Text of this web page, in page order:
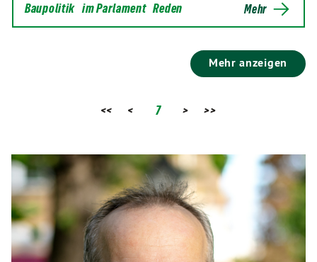
Baupolitik im Parlament Reden Mehr
Mehr anzeigen
<< < 7 > >>